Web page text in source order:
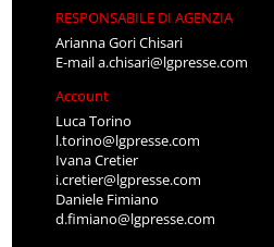
RESPONSABILE DI AGENZIA
Arianna Gori Chisari
E-maila.chisari@lgpresse.com
Account
Luca Torino
l.torino@lgpresse.com
Ivana Cretier
i.cretier@lgpresse.com
Daniele Fimiano
d.fimiano@lgpresse.com